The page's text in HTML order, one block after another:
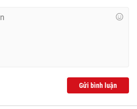
Gửi bình luận